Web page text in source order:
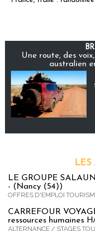
Une route, des
australien
LES
LE GROUPE
- (Nancy (54))
OFFRES D'EMPLOI
CARREFOUR
ressources humaines
ALTERNANCE / STAGES